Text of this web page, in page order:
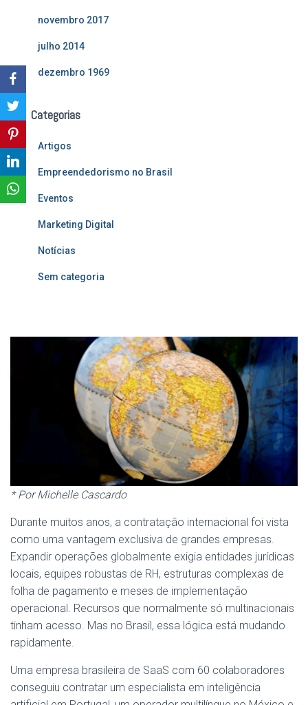
novembro 2017
julho 2014
dezembro 1969
Categorias
Artigos
Empreendedorismo no Brasil
Eventos
Marketing Digital
Notícias
Sem categoria
* Por Michelle Cascardo
Durante muitos anos, a contratação internacional foi vista
como uma vantagem exclusiva de grandes empresas.
Expandir operações globalmente exigia entidades jurídicas
locais, equipes robustas de RH, estruturas complexas de
folha de pagamento e meses de implementação
operacional. Recursos que normalmente só multinacionais
tinham acesso. Mas no Brasil, essa lógica está mudando
rapidamente.
Uma empresa brasileira de SaaS com 60 colaboradores
conseguiu contratar um especialista em inteligência